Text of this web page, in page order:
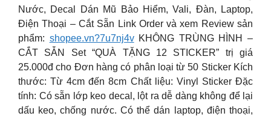
Nước, Decal Dán Mũ Bảo Hiểm, Vali, Đàn, Laptop,
Điện Thoại – Cắt Sẵn Link Order và xem Review sản
phẩm: shopee.vn?7u7nj4vKHÔNG TRÙNG HÌNH –
CẮT SẴN Set “QUÀ TẶNG 12 STICKER” trị giá
25.000đ cho Đơn hàng có phân loại từ 50 Sticker Kích
thước: Từ 4cm đến 8cm Chất liệu: Vinyl Sticker Đặc
tính: Có sẵn lớp keo decal, lột ra dễ dàng không để lại
dấu keo, chống nước. Có thể dán laptop, điện thoại,